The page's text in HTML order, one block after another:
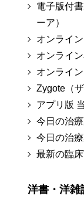
電子版付
ーア）
オンライ
オンライ
オンライ
Zygote（
アプリ版
今日の治
今日の治
最新の臨
洋書・洋雑